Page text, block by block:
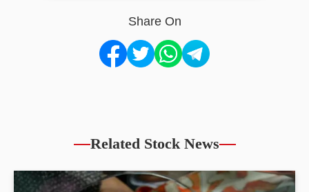
Share On
Related Stock News